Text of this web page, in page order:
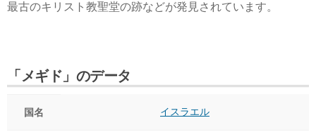
最古のキリスト教聖堂の跡などが発見されています。
「メギド」のデータ
国名 イスラエル